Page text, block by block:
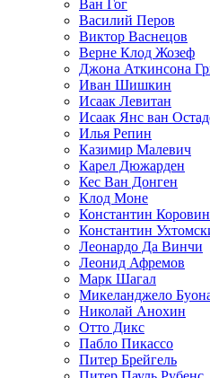
Ван Гог
Василий Перов
Виктор Васнецов
Верне Клод Жозеф
Джона Аткинсона
Иван Шишкин
Исаак Левитан
Исаак Янс ван
Илья Репин
Казимир Малевич
Карел Дюжарден
Кес Ван Донген
Клод Моне
Константин Коровин
Константин
Леонардо Да Винчи
Леонид Афремов
Марк Шагал
Микеланджело
Николай Анохин
Отто Дикс
Пабло Пикассо
Питер Брейгель